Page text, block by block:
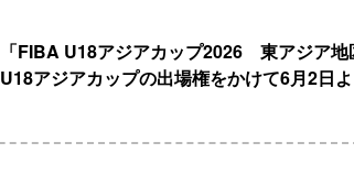
「FIBA U18アジアカップ2026 東アジア
U18アジアカップの出場権をかけて6月2日